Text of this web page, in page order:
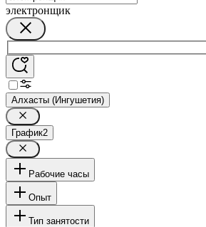
электронщик
Алхасты (Ингушетия)
График2
Рабочие часы
Опыт
Тип занятости